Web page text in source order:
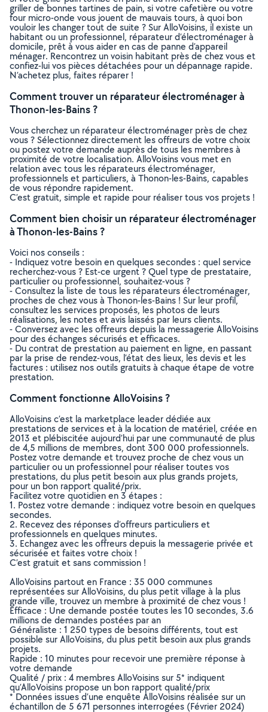
griller de bonnes tartines de pain, si votre cafetière ou votre
four micro-onde vous jouent de mauvais tours, à quoi bon
vouloir les changer tout de suite ? Sur AlloVoisins, il existe un
habitant ou un professionnel, réparateur d’électroménager à
domicile, prêt à vous aider en cas de panne d’appareil
ménager. Rencontrez un voisin habitant près de chez vous et
confiez-lui vos pièces détachées pour un dépannage rapide.
N’achetez plus, faites réparer !
Comment trouver un réparateur électroménager à
Thonon-les-Bains ?
Vous cherchez un réparateur électroménager près de chez
vous ? Sélectionnez directement les offreurs de votre choix
ou postez votre demande auprès de tous les membres à
proximité de votre localisation. AlloVoisins vous met en
relation avec tous les réparateurs électroménager,
professionnels et particuliers, à Thonon-les-Bains, capables
de vous répondre rapidement.
C’est gratuit, simple et rapide pour réaliser tous vos projets !
Comment bien choisir un réparateur électroménager
à Thonon-les-Bains ?
Voici nos conseils :
- Indiquez votre besoin en quelques secondes : quel service
recherchez-vous ? Est-ce urgent ? Quel type de prestataire,
particulier ou professionnel, souhaitez-vous ?
- Consultez la liste de tous les réparateurs électroménager,
proches de chez vous à Thonon-les-Bains ! Sur leur profil,
consultez les services proposés, les photos de leurs
réalisations, les notes et avis laissés par leurs clients.
- Conversez avec les offreurs depuis la messagerie AlloVoisins
pour des échanges sécurisés et efficaces.
- Du contrat de prestation au paiement en ligne, en passant
par la prise de rendez-vous, l’état des lieux, les devis et les
factures : utilisez nos outils gratuits à chaque étape de votre
prestation.
Comment fonctionne AlloVoisins ?
AlloVoisins c’est la marketplace leader dédiée aux
prestations de services et à la location de matériel, créée en
2013 et plébiscitée aujourd’hui par une communauté de plus
de 4,5 millions de membres, dont 300 000 professionnels.
Postez votre demande et trouvez proche de chez vous un
particulier ou un professionnel pour réaliser toutes vos
prestations, du plus petit besoin aux plus grands projets,
pour un bon rapport qualité/prix.
Facilitez votre quotidien en 3 étapes :
1. Postez votre demande : indiquez votre besoin en quelques
secondes.
2. Recevez des réponses d’offreurs particuliers et
professionnels en quelques minutes.
3. Echangez avec les offreurs depuis la messagerie privée et
sécurisée et faites votre choix !
C’est gratuit et sans commission !
AlloVoisins partout en France : 35 000 communes
représentées sur AlloVoisins, du plus petit village à la plus
grande ville, trouvez un membre à proximité de chez vous !
Efficace : Une demande postée toutes les 10 secondes, 3.6
millions de demandes postées par an
Généraliste : 1 250 types de besoins différents, tout est
possible sur AlloVoisins, du plus petit besoin aux plus grands
projets.
Rapide : 10 minutes pour recevoir une première réponse à
votre demande
Qualité / prix : 4 membres AlloVoisins sur 5* indiquent
qu’AlloVoisins propose un bon rapport qualité/prix
* Données issues d’une enquête AlloVoisins réalisée sur un
échantillon de 5 671 personnes interrogées (Février 2024)